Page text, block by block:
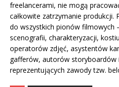
freelancerami, nie mogą
całkowite zatrzymanie produkcji.
do wszystkich pionów filmowych
scenografii, charakteryzacji,
operatorów zdjęć, asystentów
gafferów, autorów storyboardów
reprezentujących zawody tzw.